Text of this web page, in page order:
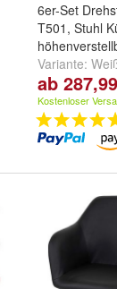
6er-Set
T501, Stuhl
Variante:
Dunkelgrau,
Schwarz,
ab
Kostenloser